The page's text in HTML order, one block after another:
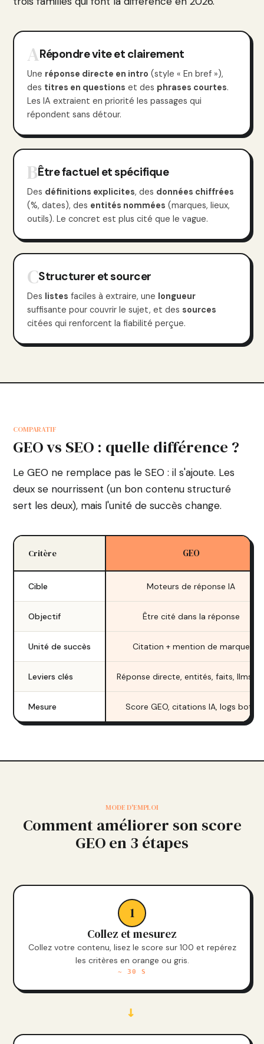
ARépondre vite et clairement
Une réponse directe en intro (style « En bref »),
des titres en questions et des phrases courtes.
Les IA extraient en priorité les passages qui
répondent sans détour.
BÊtre factuel et spécifique
Des définitions explicites, des données chiffrées
(%, dates), des entités nommées (marques, lieux,
outils). Le concret est plus cité que le vague.
CStructurer et sourcer
Des listes faciles à extraire, une longueur
suffisante pour couvrir le sujet, et des sources
citées qui renforcent la fiabilité perçue.
COMPARATIF
GEO vs SEO : quelle différence ?
Le GEO ne remplace pas le SEO : il s'ajoute. Les
deux se nourrissent (un bon contenu structuré
sert les deux), mais l'unité de succès change.
Critère GEO
Cible Moteurs de réponse IA
Objectif Être cité dans la réponse
Unité de succès Citation + mention de marque
Leviers clés Réponse directe, entités, faits,
Mesure Score GEO, citations IA, logs bots
MODE D'EMPLOI
Comment améliorer son score
GEO en 3 étapes
1
Collez et mesurez
Collez votre contenu, lisez le score sur 100 et repérez
les critères en orange ou gris.
~ 30 S
→